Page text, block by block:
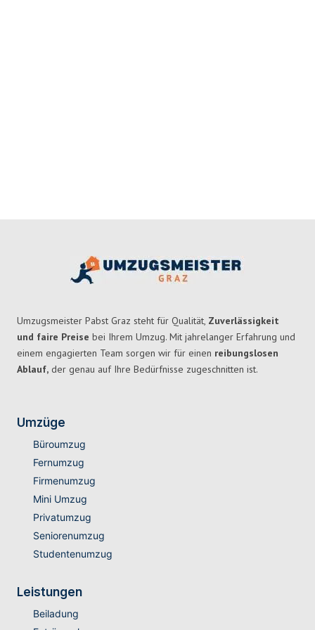
Umzugsmeister Pabst Graz steht für Qualität, Zuverlässigkeit
und faire Preise bei Ihrem Umzug. Mit jahrelanger Erfahrung und
einem engagierten Team sorgen wir für einen reibungslosen
Ablauf, der genau auf Ihre Bedürfnisse zugeschnitten ist.
Umzüge
Büroumzug
Fernumzug
Firmenumzug
Mini Umzug
Privatumzug
Seniorenumzug
Studentenumzug
Leistungen
Beiladung